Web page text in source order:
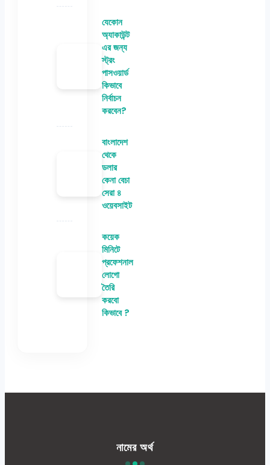
যেকোন
অ্যাকাউন্ট
এর জন্য
স্ট্রং
পাসওয়ার্ড
কিভাবে
নির্বাচন
করবেন?
বাংলাদেশ
থেকে
ডলার
কেনা বেচা
সেরা ৪
ওয়েবসাইট
কয়েক
মিনিটে
প্রফেশনাল
লোগো
তৈরি
করবো
কিভাবে ?
নামের অর্থ